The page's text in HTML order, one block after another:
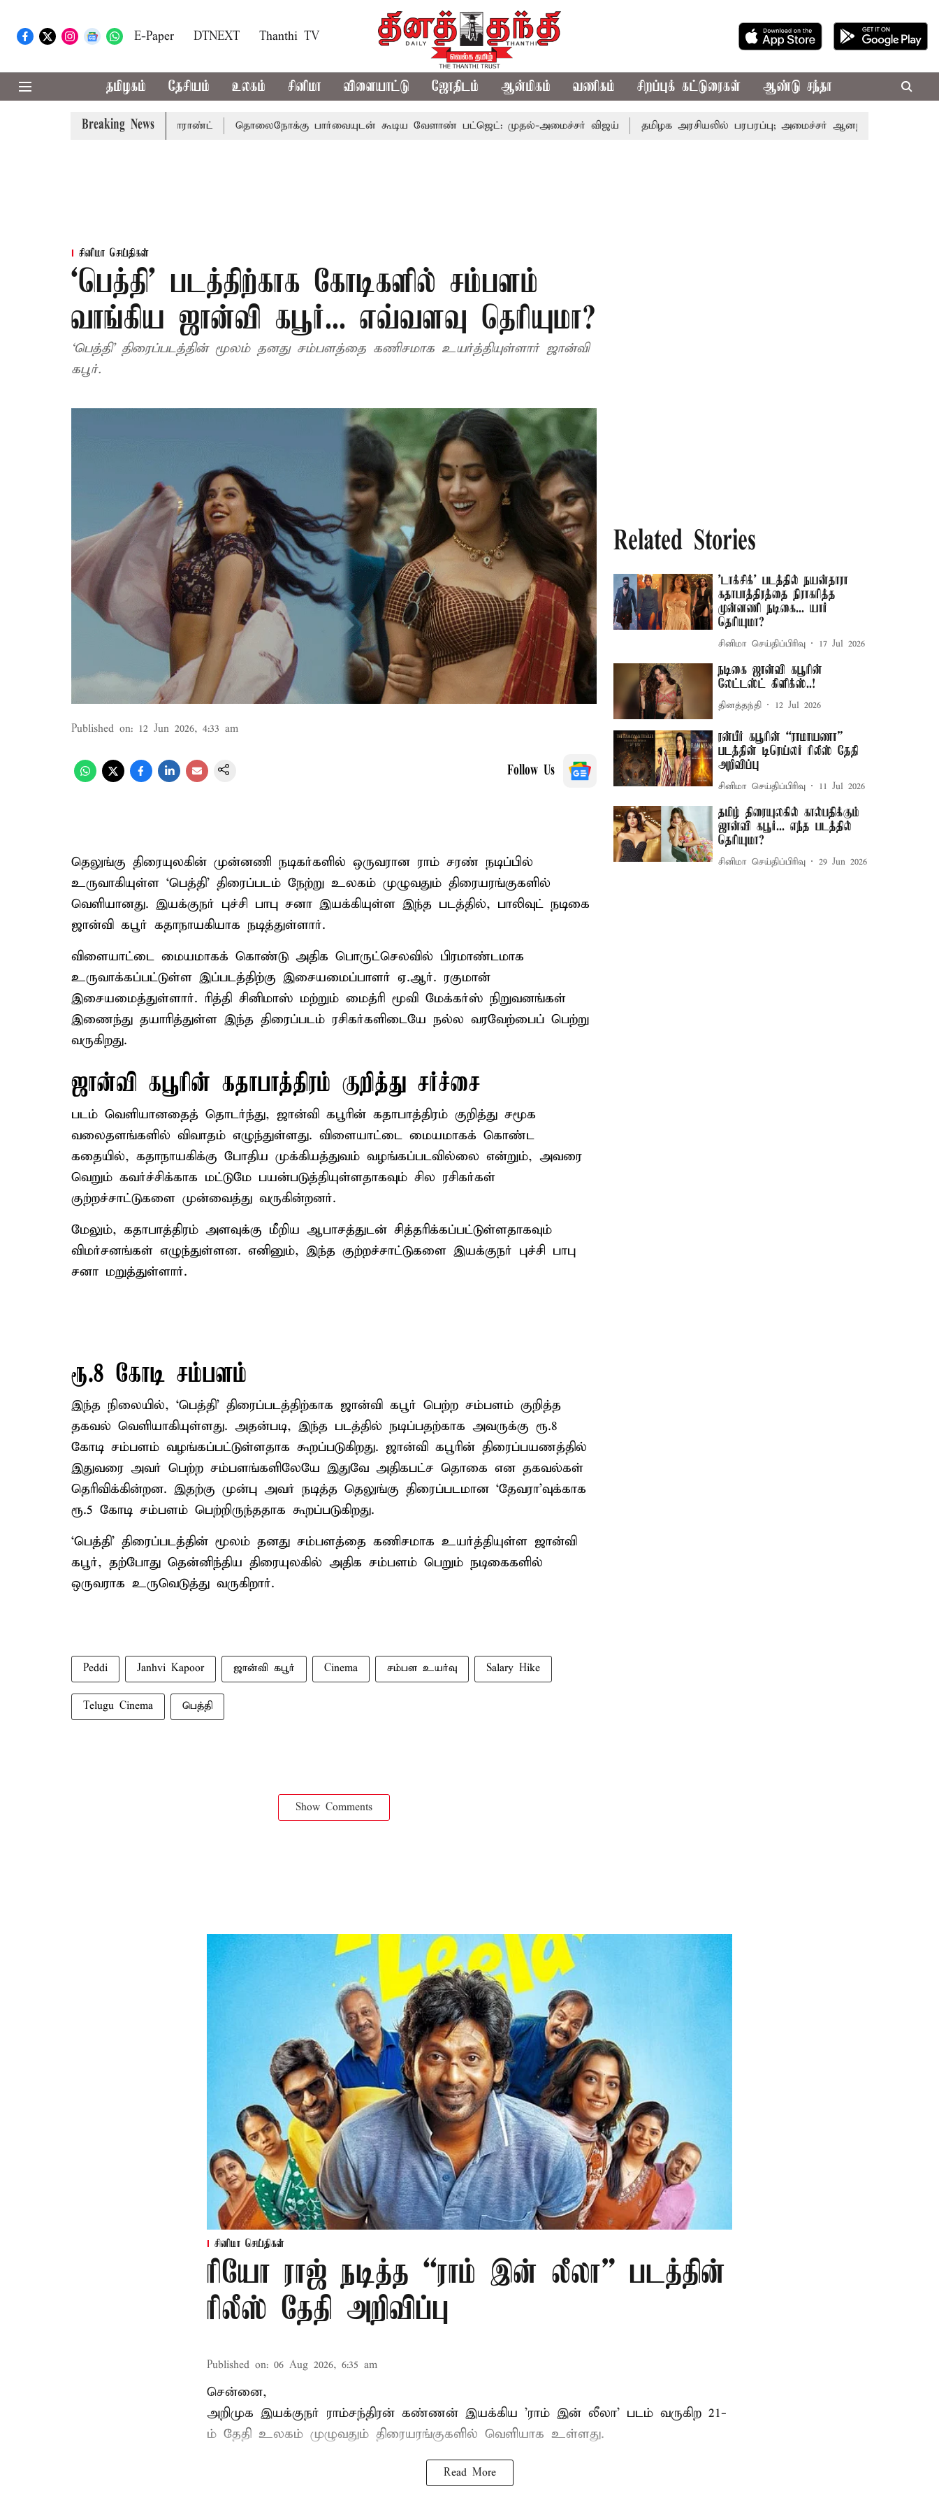
E-Paper DTNEXT Thanthi TV
தமிழகம் தேசியம் உலகம் சினிமா விளையாட்டு ஜோதிடம் ஆன்மிகம் வணிகம் சிறப்புக் கட்டுரைகள் ஆண்டு சந்தா
Breaking News
நீதிமன்றம் பிடிவாராண்ட் தொலைநோக்கு பார்வையுடன் கூடிய வேளாண் பட்ஜெட்: முதல்-அமைச்சர் விஜய் தமிழக அரசியலில் பரபரப்பு; அமைச்சர் ஆனந்த் உடன் சி.வி. சண்முகம்,
சினிமா செய்திகள்
‘பெத்தி’ படத்திற்காக கோடிகளில் சம்பளம்
வாங்கிய ஜான்வி கபூர்... எவ்வளவு தெரியுமா?
‘பெத்தி’ திரைப்படத்தின் மூலம் தனது சம்பளத்தை கணிசமாக உயர்த்தியுள்ளார் ஜான்வி
கபூர்.
Published on: 12 Jun 2026, 4:33 am
Follow Us
தெலுங்கு திரையுலகின் முன்னணி நடிகர்களில் ஒருவரான ராம் சரண் நடிப்பில்
உருவாகியுள்ள ‘பெத்தி’ திரைப்படம் நேற்று உலகம் முழுவதும் திரையரங்குகளில்
வெளியானது. இயக்குநர் புச்சி பாபு சனா இயக்கியுள்ள இந்த படத்தில், பாலிவுட் நடிகை
ஜான்வி கபூர் கதாநாயகியாக நடித்துள்ளார்.
விளையாட்டை மையமாகக் கொண்டு அதிக பொருட்செலவில் பிரமாண்டமாக
உருவாக்கப்பட்டுள்ள இப்படத்திற்கு இசையமைப்பாளர் ஏ.ஆர். ரகுமான்
இசையமைத்துள்ளார். ரித்தி சினிமாஸ் மற்றும் மைத்ரி மூவி மேக்கர்ஸ் நிறுவனங்கள்
இணைந்து தயாரித்துள்ள இந்த திரைப்படம் ரசிகர்களிடையே நல்ல வரவேற்பைப் பெற்று
வருகிறது.
ஜான்வி கபூரின் கதாபாத்திரம் குறித்து சர்ச்சை
படம் வெளியானதைத் தொடர்ந்து, ஜான்வி கபூரின் கதாபாத்திரம் குறித்து சமூக
வலைதளங்களில் விவாதம் எழுந்துள்ளது. விளையாட்டை மையமாகக் கொண்ட
கதையில், கதாநாயகிக்கு போதிய முக்கியத்துவம் வழங்கப்படவில்லை என்றும், அவரை
வெறும் கவர்ச்சிக்காக மட்டுமே பயன்படுத்தியுள்ளதாகவும் சில ரசிகர்கள்
குற்றச்சாட்டுகளை முன்வைத்து வருகின்றனர்.
மேலும், கதாபாத்திரம் அளவுக்கு மீறிய ஆபாசத்துடன் சித்தரிக்கப்பட்டுள்ளதாகவும்
விமர்சனங்கள் எழுந்துள்ளன. எனினும், இந்த குற்றச்சாட்டுகளை இயக்குநர் புச்சி பாபு
சனா மறுத்துள்ளார்.
ரூ.8 கோடி சம்பளம்
இந்த நிலையில், ‘பெத்தி’ திரைப்படத்திற்காக ஜான்வி கபூர் பெற்ற சம்பளம் குறித்த
தகவல் வெளியாகியுள்ளது. அதன்படி, இந்த படத்தில் நடிப்பதற்காக அவருக்கு ரூ.8
கோடி சம்பளம் வழங்கப்பட்டுள்ளதாக கூறப்படுகிறது. ஜான்வி கபூரின் திரைப்பயணத்தில்
இதுவரை அவர் பெற்ற சம்பளங்களிலேயே இதுவே அதிகபட்ச தொகை என தகவல்கள்
தெரிவிக்கின்றன. இதற்கு முன்பு அவர் நடித்த தெலுங்கு திரைப்படமான ‘தேவரா’வுக்காக
ரூ.5 கோடி சம்பளம் பெற்றிருந்ததாக கூறப்படுகிறது.
‘பெத்தி’ திரைப்படத்தின் மூலம் தனது சம்பளத்தை கணிசமாக உயர்த்தியுள்ள ஜான்வி
கபூர், தற்போது தென்னிந்திய திரையுலகில் அதிக சம்பளம் பெறும் நடிகைகளில்
ஒருவராக உருவெடுத்து வருகிறார்.
Peddi Janhvi Kapoor ஜான்வி கபூர் Cinema சம்பள உயர்வு Salary Hike
Telugu Cinema பெத்தி
Show Comments
Related Stories
'டாக்சிக்' படத்தில் நயன்தாரா
கதாபாத்திரத்தை நிராகரித்த
முன்னணி நடிகை... யார்
தெரியுமா?
சினிமா செய்திப்பிரிவு 17 Jul 2026
நடிகை ஜான்வி கபூரின்
லேட்டஸ்ட் கிளிக்ஸ்..!
தினத்தந்தி 12 Jul 2026
ரன்பீர் கபூரின் “ராமாயணா”
படத்தின் டிரெய்லர் ரிலீஸ் தேதி
அறிவிப்பு
சினிமா செய்திப்பிரிவு 11 Jul 2026
தமிழ் திரையுலகில் கால்பதிக்கும்
ஜான்வி கபூர்... எந்த படத்தில்
தெரியுமா?
சினிமா செய்திப்பிரிவு 29 Jun 2026
சினிமா செய்திகள்
ரியோ ராஜ் நடித்த “ராம் இன் லீலா” படத்தின்
ரிலீஸ் தேதி அறிவிப்பு
Published on: 06 Aug 2026, 6:35 am
சென்னை,
அறிமுக இயக்குநர் ராம்சந்திரன் கண்ணன் இயக்கிய 'ராம் இன் லீலா' படம் வருகிற 21-
ம் தேதி உலகம் முழுவதும் திரையரங்குகளில் வெளியாக உள்ளது.
Read More